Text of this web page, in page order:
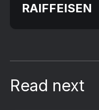
RAIFFEISEN
Read next